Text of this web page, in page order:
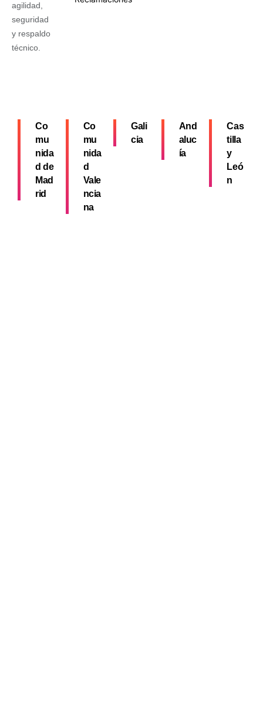
agilidad,
seguridad
y respaldo
técnico.
Co
mu
nida
d de
Mad
rid
Co
mu
nida
d
Vale
ncia
na
Gali
cia
And
aluc
ía
Cas
tilla
y
Leó
n